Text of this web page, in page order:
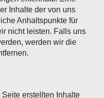
Inhalte der von uns
Anhaltspunkte für
nicht leisten. Falls uns
werden wir die
erstellten Inhalte